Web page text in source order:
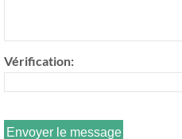
Vérification: